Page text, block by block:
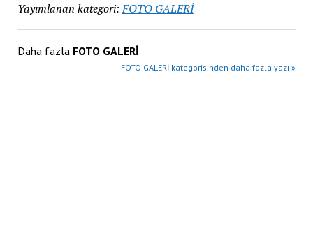
Yayımlanan kategori: FOTO GALERİ
Daha fazla FOTO GALERİ
FOTO GALERİ kategorisinden daha fazla yazı »